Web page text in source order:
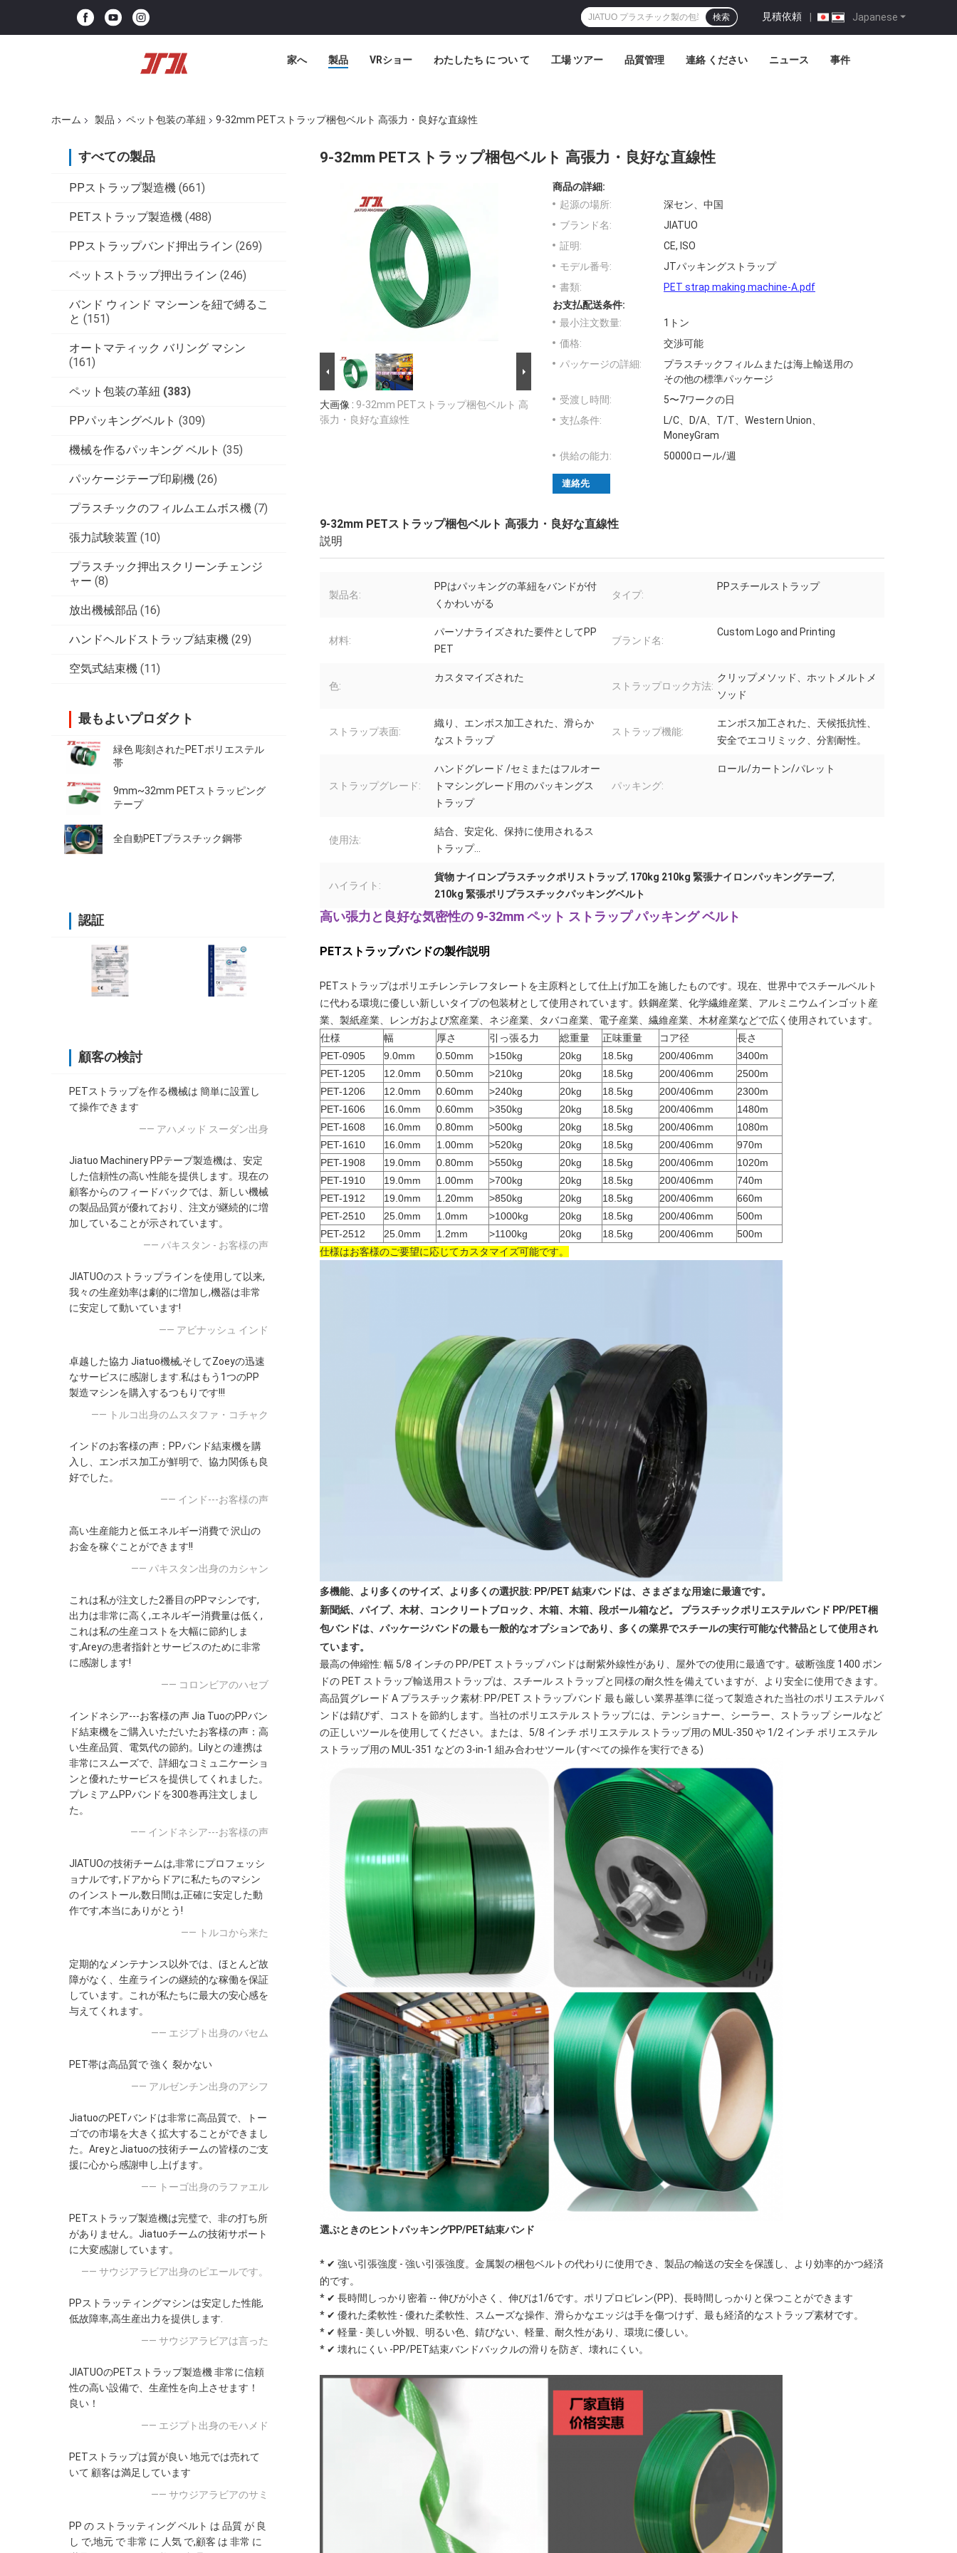
Japanese
見積依頼 |
検索
家へ 製品 VRショー わたしたち に つい て 工場 ツアー 品質管理 連絡 ください ニュース 事件
ホーム 製品 ペット包装の革紐 9-32mm PETストラップ梱包ベルト 高張力・良好な直線性
すべての製品
PPストラップ製造機 (661)
PETストラップ製造機 (488)
PPストラップバンド押出ライン (269)
ペットストラップ押出ライン (246)
バンド ウィンド マシーンを紐で縛るこ
と (151)
オートマティック バリング マシン
(161)
ペット包装の革紐 (383)
PPパッキングベルト (309)
機械を作るパッキング ベルト (35)
パッケージテープ印刷機 (26)
プラスチックのフィルムエムボス機 (7)
張力試験装置 (10)
プラスチック押出スクリーンチェンジ
ャー (8)
放出機械部品 (16)
ハンドヘルドストラップ結束機 (29)
空気式結束機 (11)
最もよいプロダクト
緑色 彫刻されたPETポリエステル
帯
9mm~32mm PETストラッピング
テープ
全自動PETプラスチック鋼帯
認証
顧客の検討
PETストラップを作る機械は 簡単に設置し
て操作できます
—— アハメッド スーダン出身
Jiatuo Machinery PPテープ製造機は、安定
した信頼性の高い性能を提供します。現在の
顧客からのフィードバックでは、新しい機械
の製品品質が優れており、注文が継続的に増
加していることが示されています。
—— パキスタン - お客様の声
JIATUOのストラップラインを使用して以来,
我々の生産効率は劇的に増加し,機器は非常
に安定して動いています!
—— アビナッシュ インド
卓越した協力 Jiatuo機械,そしてZoeyの迅速
なサービスに感謝します.私はもう1つのPP
製造マシンを購入するつもりです!!!
—— トルコ出身のムスタファ・コチャク
インドのお客様の声：PPバンド結束機を購
入し、エンボス加工が鮮明で、協力関係も良
好でした。
—— インド---お客様の声
高い生産能力と低エネルギー消費で 沢山の
お金を稼ぐことができます!!
—— パキスタン出身のカシャン
これは私が注文した2番目のPPマシンです,
出力は非常に高く,エネルギー消費量は低く,
これは私の生産コストを大幅に節約しま
す,Areyの患者指針とサービスのために非常
に感謝します!
—— コロンビアのハセブ
インドネシア---お客様の声 Jia TuoのPPバン
ド結束機をご購入いただいたお客様の声：高
い生産品質、電気代の節約。Lilyとの連携は
非常にスムーズで、詳細なコミュニケーショ
ンと優れたサービスを提供してくれました。
プレミアムPPバンドを300巻再注文しまし
た。
—— インドネシア---お客様の声
JIATUOの技術チームは,非常にプロフェッシ
ョナルです,ドアからドアに私たちのマシン
のインストール,数日間は,正確に安定した動
作です,本当にありがとう!
—— トルコから来た
定期的なメンテナンス以外では、ほとんど故
障がなく、生産ラインの継続的な稼働を保証
しています。これが私たちに最大の安心感を
与えてくれます。
—— エジプト出身のバセム
PET帯は高品質で 強く 裂かない
—— アルゼンチン出身のアシフ
JiatuoのPETバンドは非常に高品質で、トー
ゴでの市場を大きく拡大することができまし
た。AreyとJiatuoの技術チームの皆様のご支
援に心から感謝申し上げます。
—— トーゴ出身のラファエル
PETストラップ製造機は完璧で、非の打ち所
がありません。Jiatuoチームの技術サポート
に大変感謝しています。
—— サウジアラビア出身のピエールです。
PPストラッティングマシンは安定した性能,
低故障率,高生産出力を提供します.
—— サウジアラビアは言った
JIATUOのPETストラップ製造機 非常に信頼
性の高い設備で、生産性を向上させます！
良い！
—— エジプト出身のモハメド
PETストラップは質が良い 地元では売れて
いて 顧客は満足しています
—— サウジアラビアのサミ
PP の ストラッティング ベルト は 品質 が 良
し で,地元 で 非常 に 人気 で,顧客 は 非常 に
9-32mm PETストラップ梱包ベルト 高張力・良好な直線性
大画像 : 9-32mm PETストラップ梱包ベルト 高
張力・良好な直線性
商品の詳細:
起源の場所:
深セン、中国
ブランド名:
JIATUO
証明:
CE, ISO
モデル番号:
JTパッキングストラップ
書類:
PET strap making machine-A.pdf
お支払配送条件:
最小注文数量:
1トン
価格:
交渉可能
パッケージの詳細:
プラスチックフィルムまたは海上輸送用の
その他の標準パッケージ
受渡し時間:
5〜7ワークの日
支払条件:
L/C、D/A、T/T、Western Union、
MoneyGram
供給の能力:
50000ロール/週
連絡先
9-32mm PETストラップ梱包ベルト 高張力・良好な直線性
説明
製品名:
PPはパッキングの革紐をバンドが付
くかわいがる
タイプ:
PPスチールストラップ
材料:
パーソナライズされた要件としてPP
PET
ブランド名:
Custom Logo and Printing
色:
カスタマイズされた
ストラップロック方法:
クリップメソッド、ホットメルトメ
ソッド
ストラップ表面:
織り、エンボス加工された、滑らか
なストラップ
ストラップ機能:
エンボス加工された、天候抵抗性、
安全でエコリミック、分割耐性。
ストラップグレード:
ハンドグレード /セミまたはフルオー
トマシングレード用のパッキングス
トラップ
パッキング:
ロール/カートン/パレット
使用法:
結合、安定化、保持に使用されるス
トラップ...
ハイライト:
貨物 ナイロンプラスチックポリストラップ, 170kg 210kg 緊張ナイロンパッキングテープ,
210kg 緊張ポリプラスチックパッキングベルト
高い張力と良好な気密性の 9-32mm ペット ストラップ パッキング ベルト
PETストラップバンドの製作説明
PETストラップはポリエチレンテレフタレートを主原料として仕上げ加工を施したものです。現在、世界中でスチールベルト
に代わる環境に優しい新しいタイプの包装材として使用されています。鉄鋼産業、化学繊維産業、アルミニウムインゴット産
業、製紙産業、レンガおよび窯産業、ネジ産業、タバコ産業、電子産業、繊維産業、木材産業などで広く使用されています。
仕様
幅 厚さ 引っ張る力 総重量 正味重量 コア径
長さ
PET-0905
9.0mm 0.50mm >150kg 20kg 18.5kg 200/406mm
3400m
PET-1205
12.0mm 0.50mm >210kg 20kg 18.5kg 200/406mm
2500m
PET-1206
12.0mm 0.60mm >240kg 20kg 18.5kg 200/406mm
2300m
PET-1606
16.0mm 0.60mm >350kg 20kg 18.5kg 200/406mm
1480m
PET-1608
16.0mm 0.80mm >500kg 20kg 18.5kg 200/406mm
1080m
PET-1610
16.0mm 1.00mm >520kg 20kg 18.5kg 200/406mm
970m
PET-1908
19.0mm 0.80mm >550kg 20kg 18.5kg 200/406mm
1020m
PET-1910
19.0mm 1.00mm >700kg 20kg 18.5kg 200/406mm
740m
PET-1912
19.0mm 1.20mm >850kg 20kg 18.5kg 200/406mm
660m
PET-2510
25.0mm 1.0mm >1000kg 20kg 18.5kg 200/406mm
500m
PET-2512
25.0mm 1.2mm >1100kg 20kg 18.5kg 200/406mm
500m
仕様はお客様のご要望に応じてカスタマイズ可能です。
多機能、より多くのサイズ、より多くの選択肢: PP/PET 結束バンドは、さまざまな用途に最適です。
新聞紙、パイプ、木材、コンクリートブロック、木箱、木箱、段ボール箱など。 プラスチックポリエステルバンド PP/PET梱
包バンドは、パッケージバンドの最も一般的なオプションであり、多くの業界でスチールの実行可能な代替品として使用され
ています。
最高の伸縮性: 幅 5/8 インチの PP/PET ストラップ バンドは耐紫外線性があり、屋外での使用に最適です。破断強度 1400 ポン
ドの PET ストラップ輸送用ストラップは、スチール ストラップと同様の耐久性を備えていますが、より安全に使用できます。
高品質グレード A プラスチック素材: PP/PET ストラップバンド 最も厳しい業界基準に従って製造された当社のポリエステルバ
ンドは錆びず、コストを節約します。当社のポリエステル ストラップには、テンショナー、シーラー、ストラップ シールなど
の正しいツールを使用してください。または、5/8 インチ ポリエステル ストラップ用の MUL-350 や 1/2 インチ ポリエステル
ストラップ用の MUL-351 などの 3-in-1 組み合わせツール (すべての操作を実行できる)
選ぶときのヒントパッキングPP/PET結束バンド
* ✔ 強い引張強度 - 強い引張強度。金属製の梱包ベルトの代わりに使用でき、製品の輸送の安全を保護し、より効率的かつ経済
的です。
* ✔ 長時間しっかり密着 -- 伸びが小さく、伸びは1/6です。 ポリプロピレン(PP)、長時間しっかりと保つことができます
* ✔ 優れた柔軟性 - 優れた柔軟性、スムーズな操作、滑らかなエッジは手を傷つけず、最も経済的なストラップ素材です。
* ✔ 軽量 - 美しい外観、明るい色、錆びない、軽量、耐久性があり、環境に優しい。
* ✔ 壊れにくい -PP/PET結束バンドバックルの滑りを防ぎ、壊れにくい。